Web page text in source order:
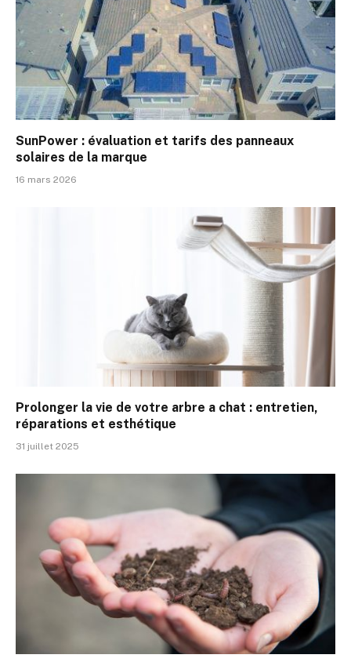
SunPower : évaluation et tarifs des panneaux
solaires de la marque
16 mars 2026
Prolonger la vie de votre arbre a chat : entretien,
réparations et esthétique
31 juillet 2025